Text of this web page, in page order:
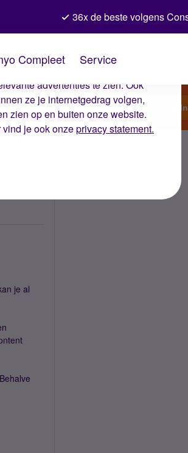
wij ervoor dat je ervaring op de
advertenties te zien. Ook
ze je internetgedrag volgen,
zien op en buiten onze website.
je ook onzeprivacy statement.
36x de beste volgens
Compleet Service
Start een topic
je al